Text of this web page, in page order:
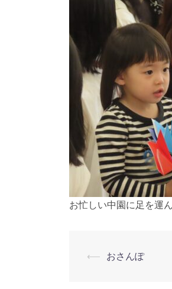
お忙しい中園に足を運
投
⟵ おさんぽ